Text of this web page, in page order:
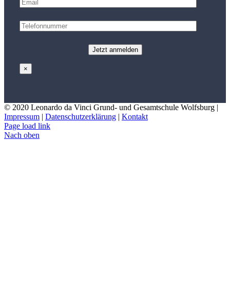
×
© 2020 Leonardo da Vinci Grund- und Gesamtschule Wolfsburg |
Impressum | Datenschutzerklärung | Kontakt
Page load link
Nach oben